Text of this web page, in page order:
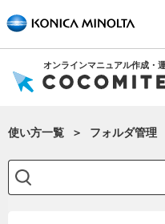
オンラインマニュアル作成・
使い方一覧 フォルダ管理